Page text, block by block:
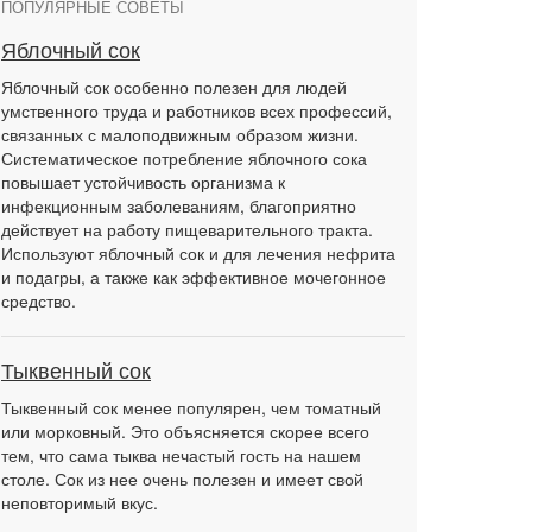
ПОПУЛЯРНЫЕ СОВЕТЫ
Яблочный сок
Яблочный сок особенно полезен для людей
умственного труда и работников всех профессий,
связанных с малоподвижным образом жизни.
Систематическое потребление яблочного сока
повышает устойчивость организма к
инфекционным заболеваниям, благоприятно
действует на работу пищеварительного тракта.
Используют яблочный сок и для лечения нефрита
и подагры, а также как эффективное мочегонное
средство.
Тыквенный сок
Тыквенный сок менее популярен, чем томатный
или морковный. Это объясняется скорее всего
тем, что сама тыква нечастый гость на нашем
столе. Сок из нее очень полезен и имеет свой
неповторимый вкус.